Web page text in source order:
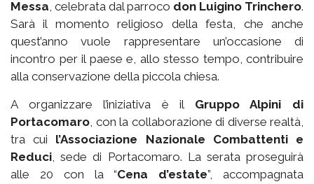
Messa, celebrata dal parroco don Luigino Trinchero.
Sarà il momento religioso della festa, che anche
quest’anno vuole rappresentare un’occasione di
incontro per il paese e, allo stesso tempo, contribuire
alla conservazione della piccola chiesa.
A organizzare l’iniziativa è il Gruppo Alpini di
Portacomaro, con la collaborazione di diverse realtà,
tra cui l’Associazione Nazionale Combattenti e
Reduci, sede di Portacomaro. La serata proseguirà
alle 20 con la “Cena d’estate”, accompagnata